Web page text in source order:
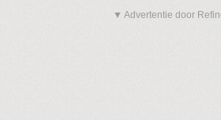
▼ Advertentie door